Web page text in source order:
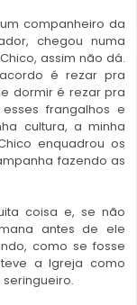
companheiro da
chegou numa
assim não dá.
é rezar pra
dormir é rezar pra
frangalhos e
cultura, a minha
enquadrou os
fazendo as
coisa e, se não
antes de ele
como se fosse
a Igreja como